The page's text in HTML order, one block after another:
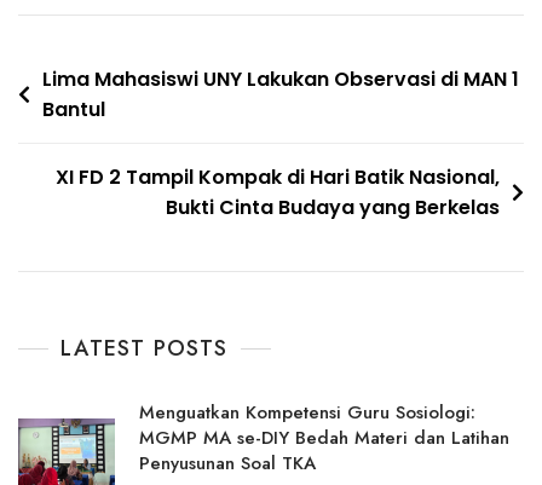
Navigasi
pos
Lima Mahasiswi UNY Lakukan Observasi di MAN 1
Bantul
XI FD 2 Tampil Kompak di Hari Batik Nasional,
Bukti Cinta Budaya yang Berkelas
LATEST POSTS
Menguatkan Kompetensi Guru Sosiologi:
MGMP MA se-DIY Bedah Materi dan Latihan
Penyusunan Soal TKA